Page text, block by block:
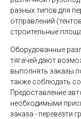
разных типов для
отправлений
строительные
Оборудованные
тягачей дают
выполнять заказы
также соблюдать
Предоставление
необходимыми
заказа - перевезти